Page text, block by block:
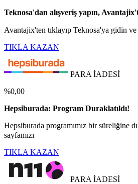
Teknosa'dan alışveriş yapın,
Avantajix'ten tıklayıp Teknosa'ya gidin
TIKLA KAZAN
PARA İADESİ
%0,00
Hepsiburada: Program Duraklatıldı!
Hepsiburada programımız bir süreliğine
sayfamızı
TIKLA KAZAN
PARA İADESİ